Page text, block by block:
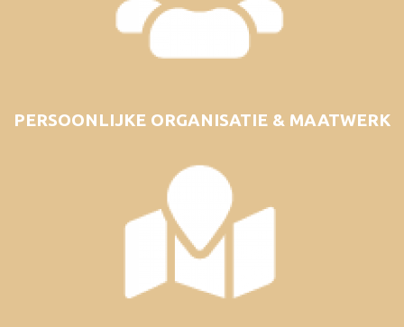
PERSOONLIJKE ORGANISATIE & MAATWERK